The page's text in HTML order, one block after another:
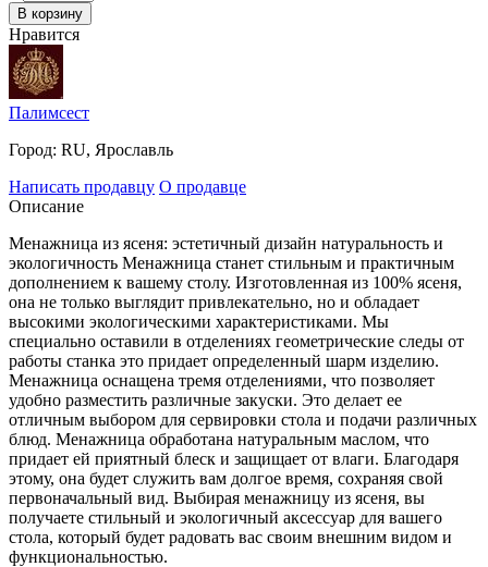
В корзину
Нравится
Палимсест
Город: RU, Ярославль
Написать продавцу О продавце
Описание
Менажница из ясеня: эстетичный дизайн натуральность и
экологичность Менажница станет стильным и практичным
дополнением к вашему столу. Изготовленная из 100% ясеня,
она не только выглядит привлекательно, но и обладает
высокими экологическими характеристиками. Мы
специально оставили в отделениях геометрические следы от
работы станка это придает определенный шарм изделию.
Менажница оснащена тремя отделениями, что позволяет
удобно разместить различные закуски. Это делает ее
отличным выбором для сервировки стола и подачи различных
блюд. Менажница обработана натуральным маслом, что
придает ей приятный блеск и защищает от влаги. Благодаря
этому, она будет служить вам долгое время, сохраняя свой
первоначальный вид. Выбирая менажницу из ясеня, вы
получаете стильный и экологичный аксессуар для вашего
стола, который будет радовать вас своим внешним видом и
функциональностью.